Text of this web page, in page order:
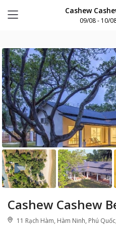
Cashew
09/08 - 10/
Cashew Cashew
11 Rạch Hàm, Hàm Ninh, Phú